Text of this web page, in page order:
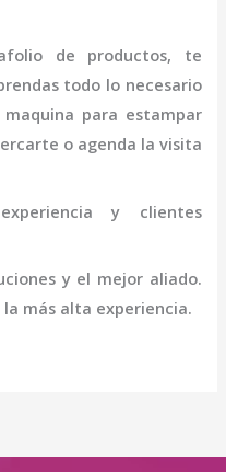
de productos, te
todo lo necesario
maquina para estampar
o agenda la visita
y clientes
y el mejor aliado.
más alta experiencia.